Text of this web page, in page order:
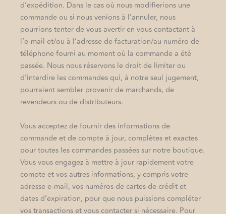
d’expédition. Dans le cas où nous modifierions une
commande ou si nous venions à l’annuler, nous
pourrions tenter de vous avertir en vous contactant à
l’e-mail et/ou à l’adresse de facturation/au numéro de
téléphone fourni au moment où la commande a été
passée. Nous nous réservons le droit de limiter ou
d’interdire les commandes qui, à notre seul jugement,
pourraient sembler provenir de marchands, de
revendeurs ou de distributeurs.
Vous acceptez de fournir des informations de
commande et de compte à jour, complètes et exactes
pour toutes les commandes passées sur notre boutique.
Vous vous engagez à mettre à jour rapidement votre
compte et vos autres informations, y compris votre
adresse e-mail, vos numéros de cartes de crédit et
dates d’expiration, pour que nous puissions compléter
vos transactions et vous contacter si nécessaire. Pour